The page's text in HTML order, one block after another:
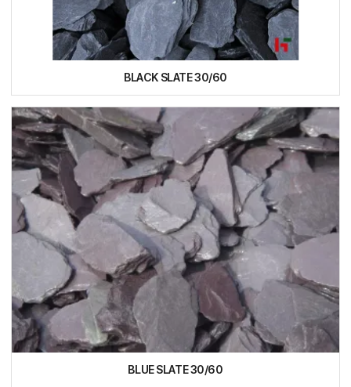
BLACK SLATE 30/60
BLUE SLATE 30/60